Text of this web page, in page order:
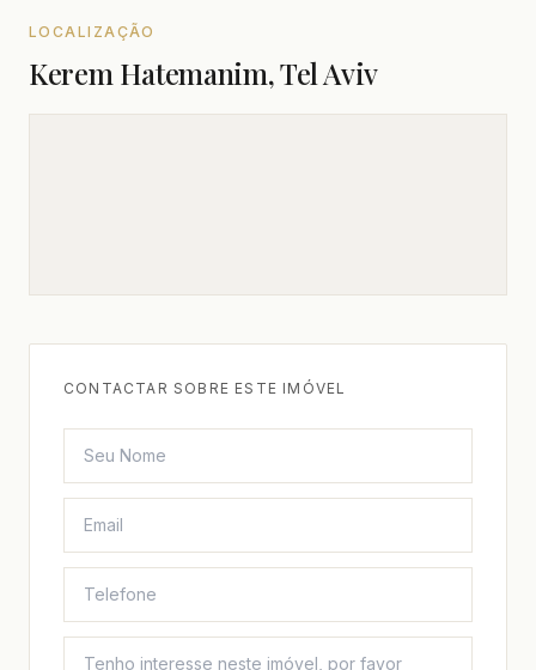
LOCALIZAÇÃO
Kerem Hatemanim, Tel Aviv
CONTACTAR SOBRE ESTE IMÓVEL